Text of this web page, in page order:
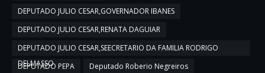
DEPUTADO JULIO CESAR,GOVERNADOR IBANES
DEPUTADO JULIO CESAR,RENATA DAGUIAR
DEPUTADO JULIO CESAR,SEECRETARIO DA FAMILIA RODRIGO
DELMASSO
DEPUTADO PEPA
Deputado Roberio Negreiros